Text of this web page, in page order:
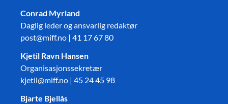
Conrad Myrland
Daglig leder og ansvarlig redaktør
post@miff.no | 41 17 67 80
Kjetil Ravn Hansen
Organisasjonssekretær
kjetil@miff.no | 45 24 45 98
Bjarte Bjellås